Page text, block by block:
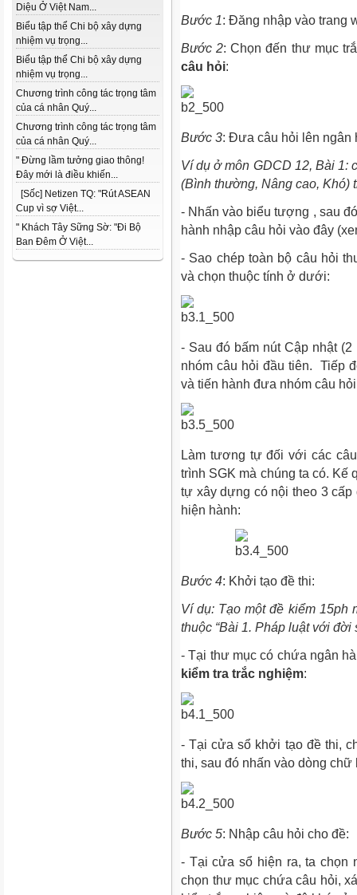
Diệu Ở Việt Nam...
Biểu tập thể Chi bộ xây dựng
nhiệm vụ trọng...
Biểu tập thể Chi bộ xây dựng
nhiệm vụ trọng...
Chương trình công tác trọng tâm
của cá nhân Quý...
Chương trình công tác trọng tâm
của cá nhân Quý...
" Đừng lầm tưởng giao thông!
Đây mới là điều khiến...
[Sốc] Netizen TQ: "Rút ASEAN
Cup vì sợ Việt...
" Khách Tây Sững Sờ: "Đi Bộ
Ban Đêm Ở Việt...
Bước 1: Đăng nhập vào trang
Bước 2: Chọn đến thư mục
câu hỏi:
Bước 3: Đưa câu hỏi lên ngân
Ví dụ ở môn GDCD 12, Bài 1:
(Bình thường, Nâng cao, Khó)
- Nhấn vào biểu tượng , sau
hành nhập câu hỏi vào đây
- Sao chép toàn bộ câu hỏi
và chọn thuộc tính ở dưới:
- Sau đó bấm nút Cập nhật
nhóm câu hỏi đầu tiên. Tiếp
và tiến hành đưa nhóm câu
Làm tương tự đối với các
trình SGK mà chúng ta có. Kế
tự xây dựng có nội theo 3
hiện hành:
Bước 4: Khởi tạo đề thi:
Ví dụ: Tạo một đề kiểm 15ph
thuộc “Bài 1. Pháp luật với đời
- Tại thư mục có chứa ngân
kiểm tra trắc nghiệm:
- Tại cửa sổ khởi tạo đề thi,
thi, sau đó nhấn vào dòng chữ
Bước 5: Nhập câu hỏi cho đề:
- Tại cửa sổ hiện ra, ta chọn
chọn thư mục chứa câu hỏi,